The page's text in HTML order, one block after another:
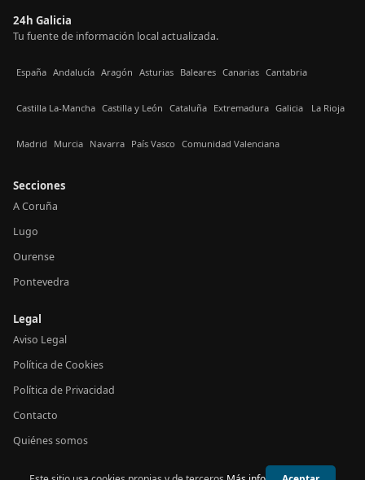
24h Galicia
Tu fuente de información local actualizada.
España Andalucía Aragón Asturias Baleares Canarias Cantabria
Castilla La-Mancha Castilla y León Cataluña Extremadura Galicia La Rioja
Madrid Murcia Navarra País Vasco Comunidad Valenciana
Secciones
A Coruña
Lugo
Ourense
Pontevedra
Legal
Aviso Legal
Política de Cookies
Política de Privacidad
Contacto
Quiénes somos